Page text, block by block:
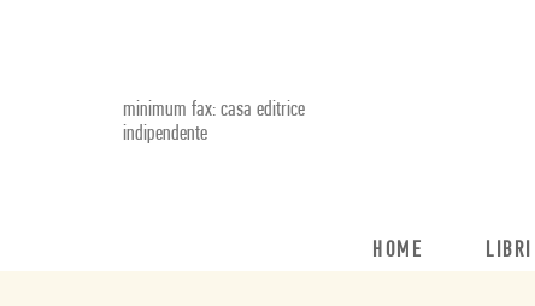
minimum fax: casa editrice
indipendente
HOME LIBRI